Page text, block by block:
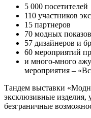
5 000 посетителей
110 участников
15 партнеров
70 модных показов
57 дизайнеров и
60 мероприятий
и много-много
мероприятия –
Тандем выставки
эксклюзивные изделия,
безграничные